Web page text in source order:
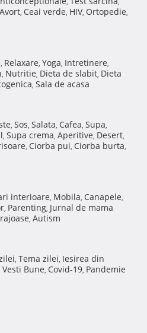
Avort, Ceai verde, HIV, Ortopedie,
, Relaxare, Yoga, Intretinere,
, Nutritie, Dieta de slabit, Dieta
, Sala de acasa
, Sos, Salata, Cafea, Supa,
, Supa crema, Aperitive, Desert,
, Ciorba pui, Ciorba burta,
interioare, Mobila, Canapele,
, Parenting, Jurnal de mama
, Autism
, Tema zilei, Iesirea din
Vesti Bune, Covid-19, Pandemie